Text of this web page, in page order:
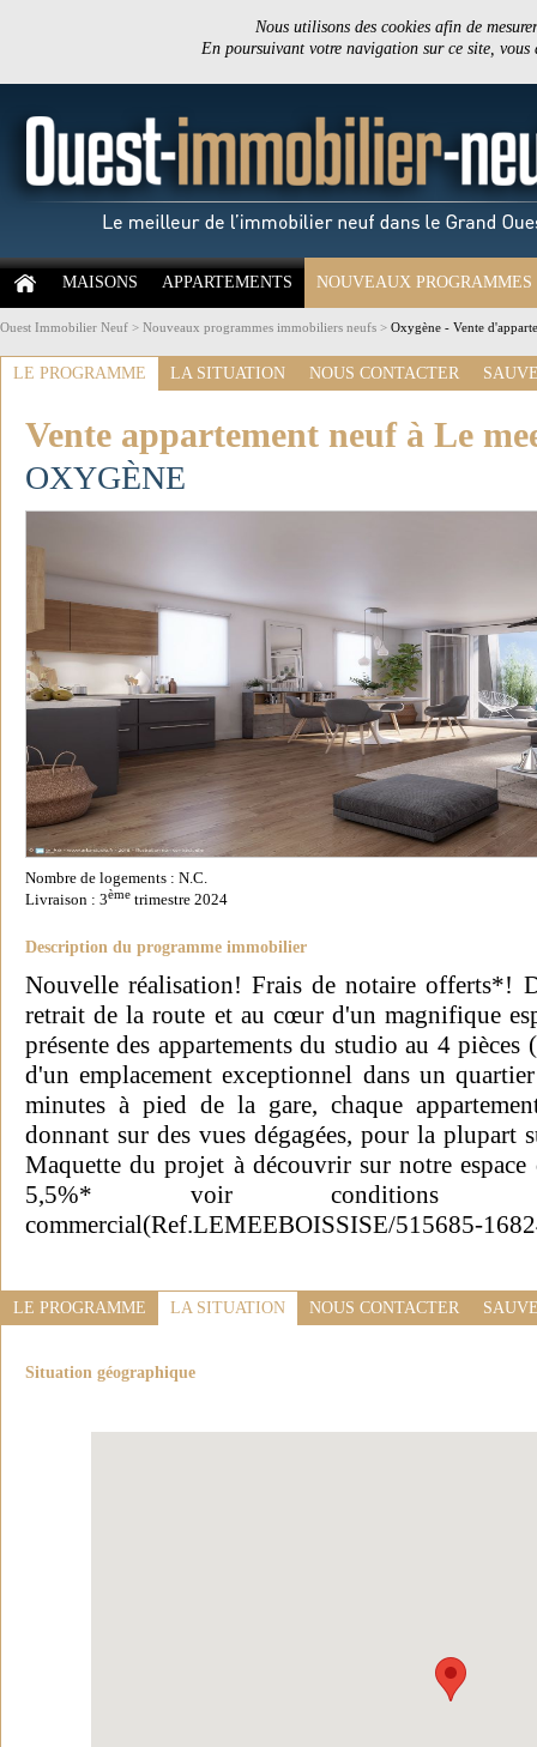
Nous utilisons des cookies afin de
En poursuivant votre navigation sur ce site,
MAISONS APPARTEMENTS NOUVEAUX PROGRAMMES
Ouest Immobilier Neuf > Nouveaux programmes immobiliers neufs > Oxygène - Vente
LE PROGRAMME LA SITUATION NOUS CONTACTER
Vente appartement neuf à Le
OXYGÈNE
Nombre de logements : N.C.
Livraison : 3ème trimestre 2024
Description du programme immobilier
Nouvelle réalisation! Frais de notaire offerts*!
retrait de la route et au cœur d'un magnifique
présente des appartements du studio au 4
d'un emplacement exceptionnel dans un
minutes à pied de la gare, chaque
donnant sur des vues dégagées, pour la plupart
Maquette du projet à découvrir sur notre
5,5%* voir conditions
commercial(Ref.LEMEEBOISSISE/515685-
LE PROGRAMME LA SITUATION NOUS CONTACTER
Situation géographique